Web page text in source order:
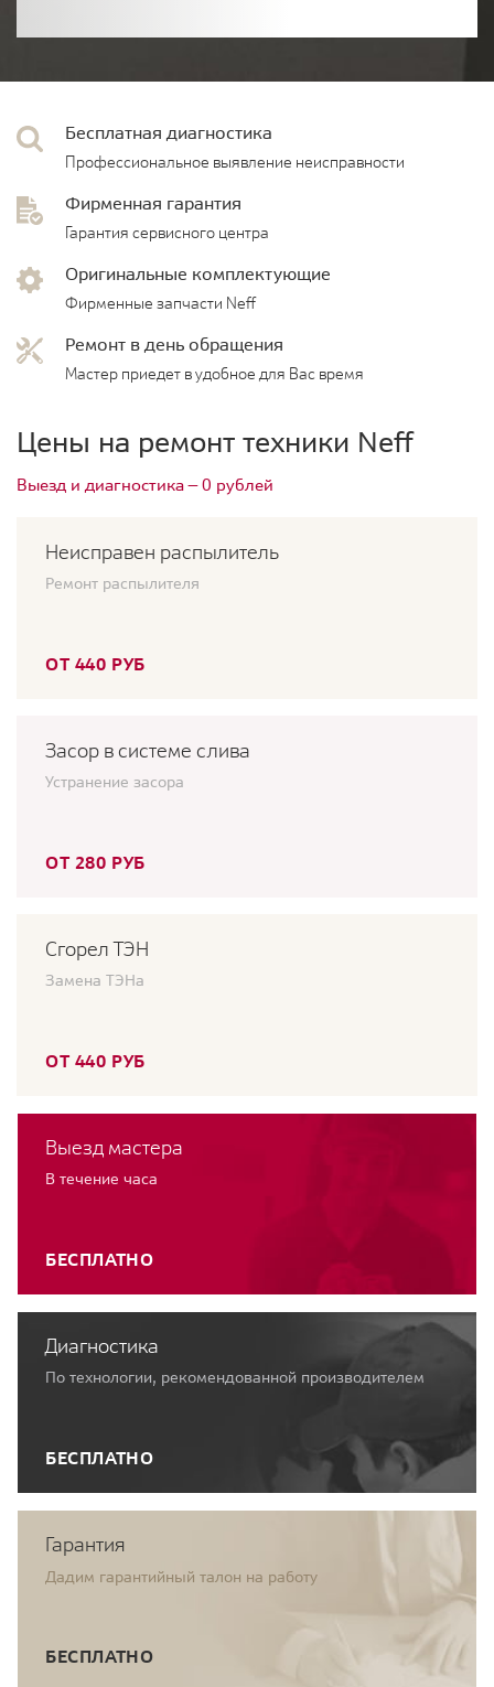
Бесплатная диагностика
Профессиональное выявление неисправности
Фирменная гарантия
Гарантия сервисного центра
Оригинальные комплектующие
Фирменные запчасти Neff
Ремонт в день обращения
Мастер приедет в удобное для Вас время
Цены на ремонт техники Neff
Выезд и диагностика — 0 рублей
Неисправен распылитель
Ремонт распылителя
ОТ 440 РУБ
Засор в системе слива
Устранение засора
ОТ 280 РУБ
Сгорел ТЭН
Замена ТЭНа
ОТ 440 РУБ
Выезд мастера
В течение часа
БЕСПЛАТНО
Диагностика
По технологии, рекомендованной производителем
БЕСПЛАТНО
Гарантия
Дадим гарантийный талон на работу
БЕСПЛАТНО